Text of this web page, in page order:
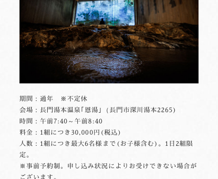
期間：通年 ※不定休
会場：長門湯本温泉｢恩湯｣（長門市深川湯本2265)
時間：午前7:40～午前8:40
料金：1組につき30,000円(税込)
人数：1組につき最大6名様まで(お子様含む)。1日2組限
定。
※事前予約制。申し込み状況によりお受けできない場合が
ございます。